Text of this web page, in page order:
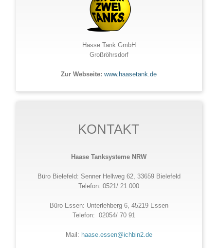
Hasse Tank GmbH
Großröhrsdorf
Zur Webseite: www.haasetank.de
KONTAKT
Haase Tanksysteme NRW
Büro Bielefeld: Senner Hellweg 62, 33659 Bielefeld
Telefon: 0521/ 21 000
Büro Essen: Unterlehberg 6, 45219 Essen
Telefon: 02054/ 70 91
Mail: haase.essen@ichbin2.de